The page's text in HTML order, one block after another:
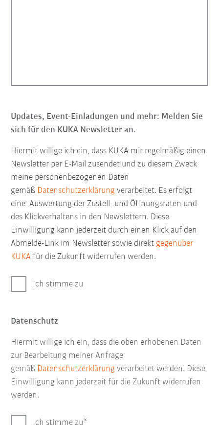
Updates, Event-Einladungen und mehr: Melden Sie
sich für den KUKA Newsletter an.
Hiermit willige ich ein, dass KUKA mir regelmäßig einen
Newsletter per E-Mail zusendet und zu diesem Zweck
meine personenbezogenen Daten
gemäß Datenschutzerklärung verarbeitet. Es erfolgt
eine Auswertung der Zustell- und Öffnungsraten und
des Klickverhaltens in den Newslettern. Diese
Einwilligung kann jederzeit durch einen Klick auf den
Abmelde-Link im Newsletter sowie direktgegenüber
KUKA für die Zukunft widerrufen werden.
Ich stimme zu
Datenschutz
Hiermit willige ich ein, dass die oben erhobenen Daten
zur Bearbeitung meiner Anfrage
gemäß Datenschutzerklärung verarbeitet werden. Diese
Einwilligung kann jederzeit für die Zukunft widerrufen
werden.
Ich stimme zu